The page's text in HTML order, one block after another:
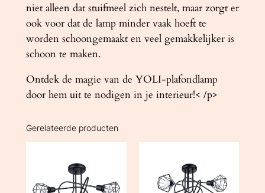
niet alleen dat stuifmeel zich nestelt, maar zorgt er
ook voor dat de lamp minder vaak hoeft te
worden schoongemaakt en veel gemakkelijker is
schoon te maken.
Ontdek de magie van de YOLI-plafondlamp
door hem uit te nodigen in je interieur!< /p>
Gerelateerde producten